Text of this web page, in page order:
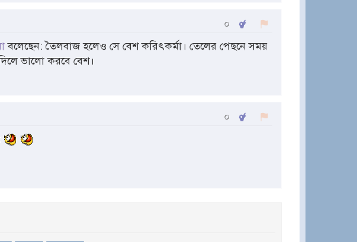
০
বলেছেন: তৈলবাজ হলেও সে বেশ করিৎকর্মা। তেলের পেছনে সময়
ভালো করবে বেশ।
০